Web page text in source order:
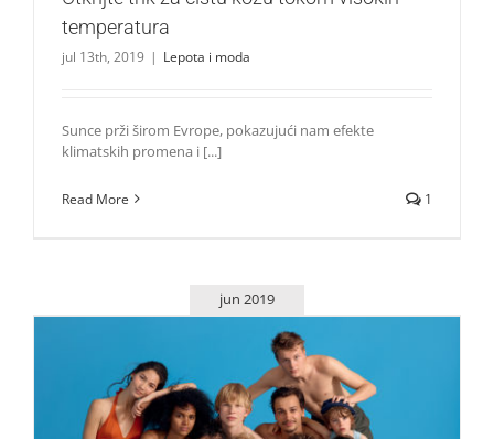
temperatura
jul 13th, 2019 | Lepota i moda
Sunce prži širom Evrope, pokazujući nam efekte
klimatskih promena i [...]
Read More 1
jun 2019